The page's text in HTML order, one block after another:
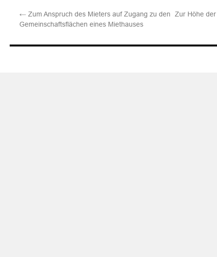
← Zum Anspruch des Mieters auf Zugang zu den
Gemeinschaftsflächen eines Miethauses
Zur Höhe